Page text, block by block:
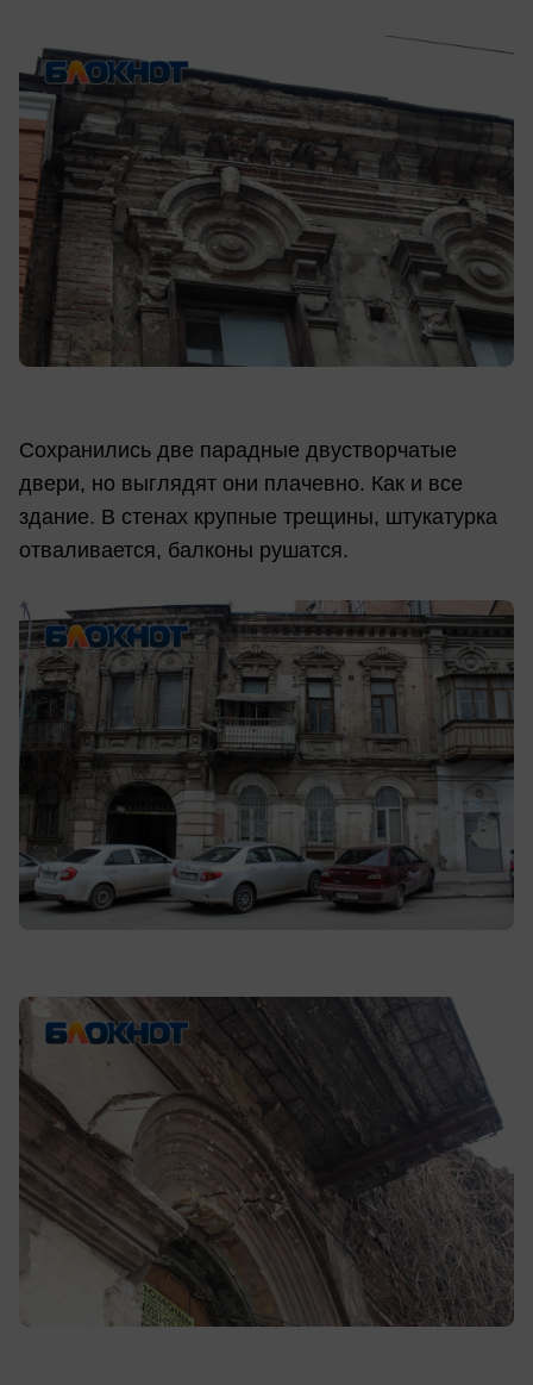
Сохранились две парадные двустворчатые
двери, но выглядят они плачевно. Как и все
здание. В стенах крупные трещины, штукатурка
отваливается, балконы рушатся.